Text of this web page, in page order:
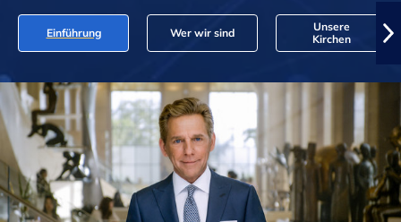
Einführung Wer wir sind
Unsere
Kirchen